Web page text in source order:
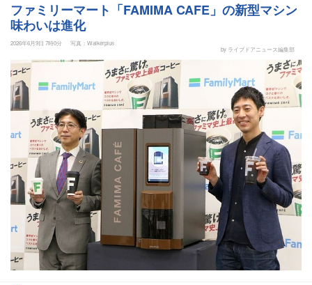
ファミリーマート「FAMIMA CAFE」の新型マシン
味わいは進化
2026年6月9日 7時0分
写真：Walkerplus
by ライブドアニュース編集部